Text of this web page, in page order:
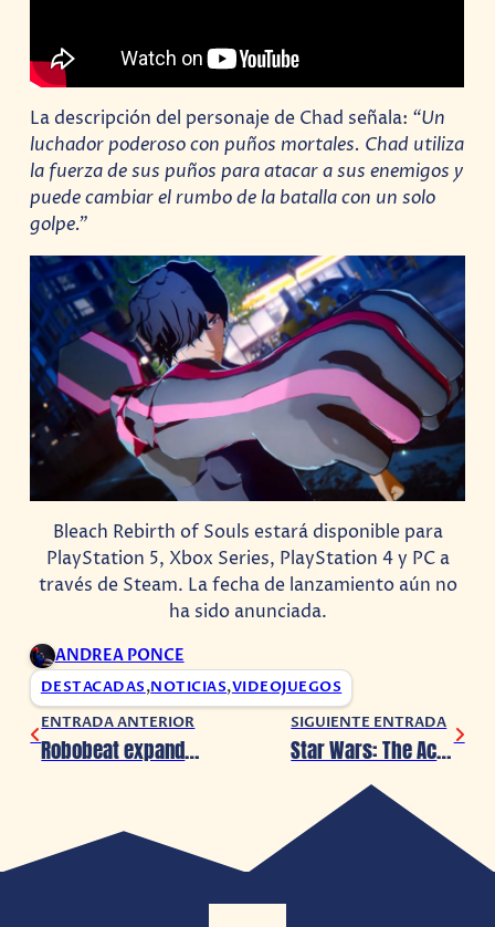
La descripción del personaje de Chad señala: “Un
luchador poderoso con puños mortales. Chad utiliza
la fuerza de sus puños para atacar a sus enemigos y
puede cambiar el rumbo de la batalla con un solo
golpe.”
Bleach Rebirth of Souls estará disponible para
PlayStation 5, Xbox Series, PlayStation 4 y PC a
través de Steam. La fecha de lanzamiento aún no
ha sido anunciada.
ANDREA PONCE
DESTACADAS,NOTICIAS,VIDEOJUEGOS
ENTRADA ANTERIOR
Robobeat expande sus horizontes en su nueva actualización
SIGUIENTE ENTRADA
Star Wars: The Acolyte cancelada tras 1 temporada